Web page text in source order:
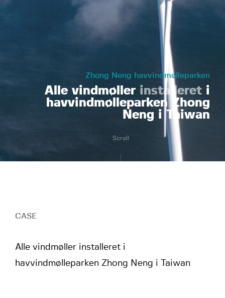
Zhong Neng havvindmølleparken
Alle vindmøller installereti
havvindmølleparken Zhong
Neng i Taiwan
Scroll
CASE
Alle vindmøller installeret i
havvindmølleparken Zhong Neng i Taiwan